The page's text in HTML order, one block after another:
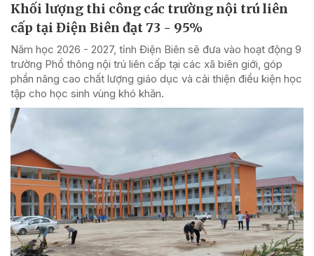
Khối lượng thi công các trường nội trú liên
cấp tại Điện Biên đạt 73 - 95%
Năm học 2026 - 2027, tỉnh Điện Biên sẽ đưa vào hoạt động 9
trường Phổ thông nội trú liên cấp tại các xã biên giới, góp
phần nâng cao chất lượng giáo dục và cải thiện điều kiện học
tập cho học sinh vùng khó khăn.